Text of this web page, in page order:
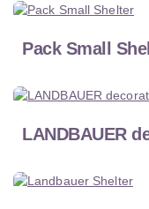
Pack Small
LANDBAUER